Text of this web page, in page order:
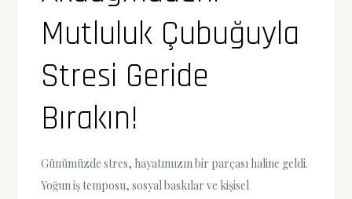
Mutluluk Çubuğuyla
Stresi Geride
Bırakın!
Günümüzde stres, hayatımızın bir parçası haline geldi.
Yoğun iş temposu, sosyal baskılar ve kişisel